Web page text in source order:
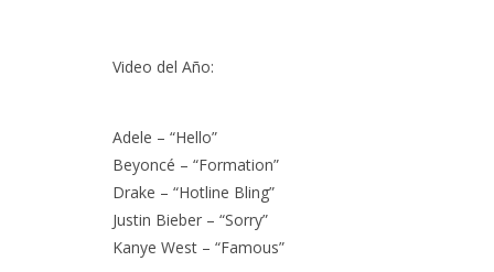
Video del Año:
Adele – “Hello”
Beyoncé – “Formation”
Drake – “Hotline Bling”
Justin Bieber – “Sorry”
Kanye West – “Famous”